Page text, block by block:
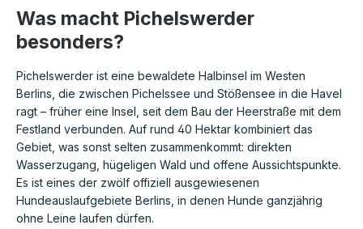
Was macht Pichelswerder
besonders?
Pichelswerder ist eine bewaldete Halbinsel im Westen
Berlins, die zwischen Pichelssee und Stößensee in die Havel
ragt – früher eine Insel, seit dem Bau der Heerstraße mit dem
Festland verbunden. Auf rund 40 Hektar kombiniert das
Gebiet, was sonst selten zusammenkommt: direkten
Wasserzugang, hügeligen Wald und offene Aussichtspunkte.
Es ist eines der zwölf offiziell ausgewiesenen
Hundeauslaufgebiete Berlins, in denen Hunde ganzjährig
ohne Leine laufen dürfen.